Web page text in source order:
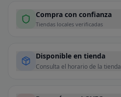
Compra con confianza
Tiendas locales verificadas
Disponible en tienda
Consulta el horario de la tienda